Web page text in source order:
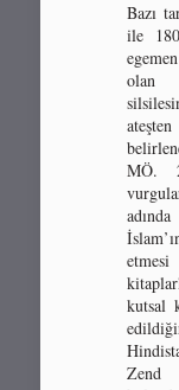
Bazı
ile
olan
MÖ.
kutsal
Zend